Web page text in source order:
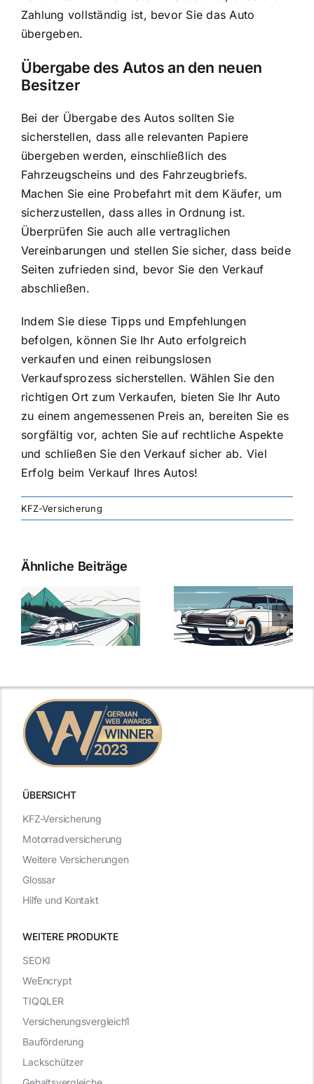
Zahlung vollständig ist, bevor Sie das Auto
übergeben.
Übergabe des Autos an den neuen
Besitzer
Bei der Übergabe des Autos sollten Sie
sicherstellen, dass alle relevanten Papiere
übergeben werden, einschließlich des
Fahrzeugscheins und des Fahrzeugbriefs.
Machen Sie eine Probefahrt mit dem Käufer, um
sicherzustellen, dass alles in Ordnung ist.
Überprüfen Sie auch alle vertraglichen
Vereinbarungen und stellen Sie sicher, dass beide
Seiten zufrieden sind, bevor Sie den Verkauf
abschließen.
Indem Sie diese Tipps und Empfehlungen
befolgen, können Sie Ihr Auto erfolgreich
verkaufen und einen reibungslosen
Verkaufsprozess sicherstellen. Wählen Sie den
richtigen Ort zum Verkaufen, bieten Sie Ihr Auto
zu einem angemessenen Preis an, bereiten Sie es
sorgfältig vor, achten Sie auf rechtliche Aspekte
und schließen Sie den Verkauf sicher ab. Viel
Erfolg beim Verkauf Ihres Autos!
KFZ-Versicherung
Ähnliche Beiträge
Versicherung:
Günstige Kfz-
Versicherungstarife
mit Top-
Kfz-
Die besten
Angebote im
ÜBERSICHT
WEITERE PRODUKTE
KFZ-Versicherung
Motorradversicherung
Weitere Versicherungen
Glossar
Hilfe und Kontakt
SEOKI
WeEncrypt
TIQQLER
Versicherungsvergleich1
Bauförderung
Lackschützer